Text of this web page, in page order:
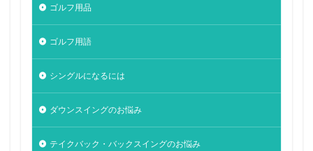
ゴルフ用品
ゴルフ用語
シングルになるには
ダウンスイングのお悩み
テイクバック・バックスイングのお悩み